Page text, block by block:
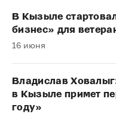
В Кызыле
бизнес» для
16 июня
Владислав
в Кызыле примет
году»